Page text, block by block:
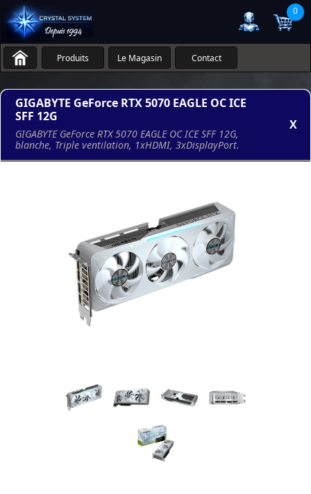
0
Produits Le Magasin Contact
GIGABYTE GeForce RTX 5070 EAGLE OC ICE
SFF 12G
GIGABYTE GeForce RTX 5070 EAGLE OC ICE SFF 12G,
blanche, Triple ventilation, 1xHDMI, 3xDisplayPort.
X